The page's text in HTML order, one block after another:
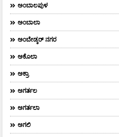
ಅಂಬಾಲಪುಳ
ಅಂಬಾಲಾ
ಅಂಬೇಡ್ಕರ್‌ ನಗರ
ಅಕೊಲಾ
ಅಕ್ರಾ
ಅಗರ್ತಲ
ಅಗರ್ತಲಾ
ಅಗಲಿ